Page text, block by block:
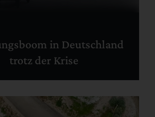
in Deutschland
trotz der Krise